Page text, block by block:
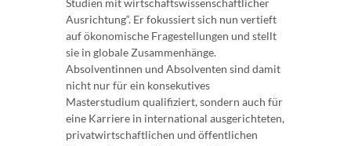
Studien mit wirtschaftswissenschaftlicher
Ausrichtung“. Er fokussiert sich nun vertieft
auf ökonomische Fragestellungen und stellt
sie in globale Zusammenhänge.
Absolventinnen und Absolventen sind damit
nicht nur für ein konsekutives
Masterstudium qualifiziert, sondern auch für
eine Karriere in international ausgerichteten,
privatwirtschaftlichen und öffentlichen